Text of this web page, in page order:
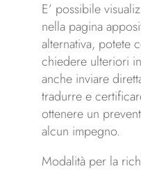
E’ possibile
nella pagina
alternativa, potete
chiedere ulteriori
anche inviare
tradurre e
ottenere un
alcun impegno.
Modalità per la